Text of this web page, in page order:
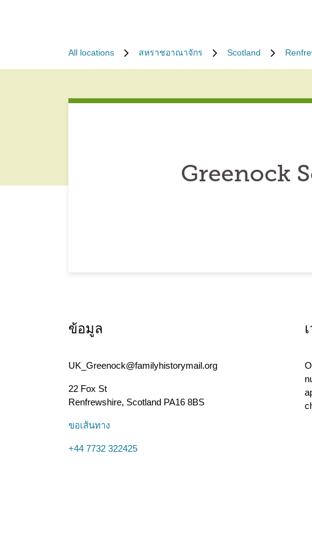
All locations สหราชอาณาจักร Scotland
Greenock
ข้อมูล
UK_Greenock@familyhistorymail.org
22 Fox St
Renfrewshire, Scotland PA16 8BS
ขอเส้นทาง
+44 7732 322425